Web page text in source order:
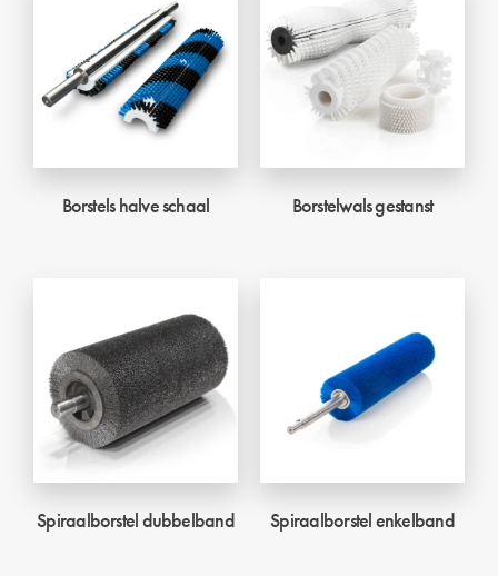
Borstels halve schaal Borstelwals gestanst
Spiraalborstel dubbelband Spiraalborstel enkelband